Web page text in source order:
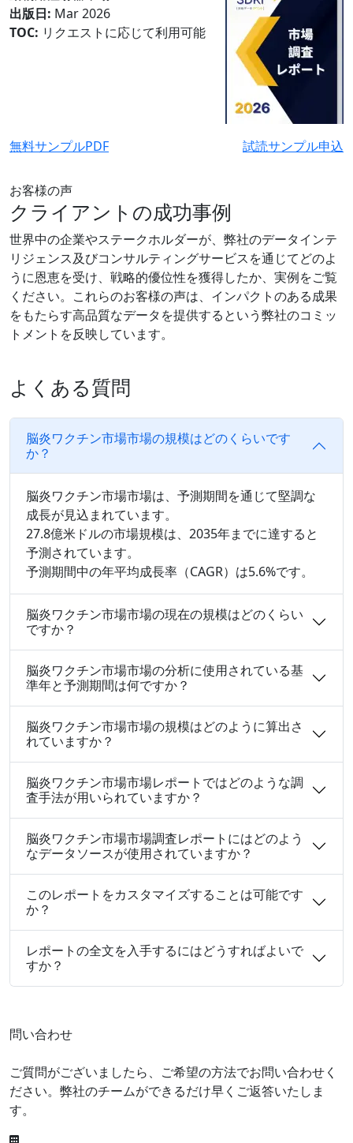
出版日: Mar 2026
TOC: リクエストに応じて利用可能
無料サンプルPDF 試読サンプル申込
お客様の声
クライアントの成功事例
世界中の企業やステークホルダーが、弊社のデータインテ
リジェンス及びコンサルティングサービスを通じてどのよ
うに恩恵を受け、戦略的優位性を獲得したか、実例をご覧
ください。これらのお客様の声は、インパクトのある成果
をもたらす高品質なデータを提供するという弊社のコミッ
トメントを反映しています。
よくある質問
脳炎ワクチン市場市場の規模はどのくらいです
か？
脳炎ワクチン市場市場は、予測期間を通じて堅調な
成長が見込まれています。
27.8億米ドルの市場規模は、2035年までに達すると
予測されています。
予測期間中の年平均成長率（CAGR）は5.6%です。
脳炎ワクチン市場市場の現在の規模はどのくらい
ですか？
脳炎ワクチン市場市場の分析に使用されている基
準年と予測期間は何ですか？
脳炎ワクチン市場市場の規模はどのように算出さ
れていますか？
脳炎ワクチン市場市場レポートではどのような調
査手法が用いられていますか？
脳炎ワクチン市場市場調査レポートにはどのよう
なデータソースが使用されていますか？
このレポートをカスタマイズすることは可能です
か？
レポートの全文を入手するにはどうすればよいで
すか？
問い合わせ
ご質問がございましたら、ご希望の方法でお問い合わせく
ださい。弊社のチームができるだけ早くご返答いたしま
す。